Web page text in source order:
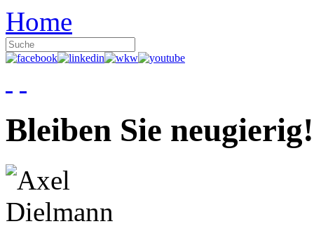
Home
Bleiben Sie neugierig!